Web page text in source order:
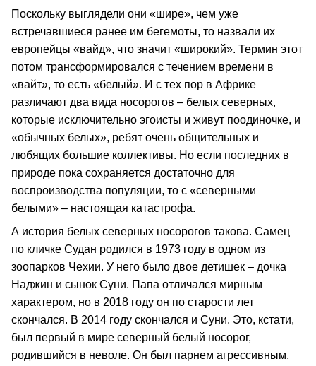
Поскольку выглядели они «шире», чем уже
встречавшиеся ранее им бегемоты, то назвали их
европейцы «вайд», что значит «широкий». Термин этот
потом трансформировался с течением времени в
«вайт», то есть «белый». И с тех пор в Африке
различают два вида носорогов – белых северных,
которые исключительно эгоисты и живут поодиночке, и
«обычных белых», ребят очень общительных и
любящих большие коллективы. Но если последних в
природе пока сохраняется достаточно для
воспроизводства популяции, то с «северными
белыми» – настоящая катастрофа.
А история белых северных носорогов такова. Самец
по кличке Судан родился в 1973 году в одном из
зоопарков Чехии. У него было двое детишек – дочка
Наджин и сынок Суни. Папа отличался мирным
характером, но в 2018 году он по старости лет
скончался. В 2014 году скончался и Суни. Это, кстати,
был первый в мире северный белый носорог,
родившийся в неволе. Он был парнем агрессивным,